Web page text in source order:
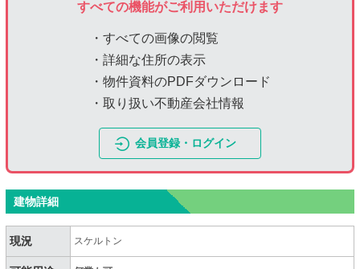
すべての機能がご利用いただけます
・すべての画像の閲覧
・詳細な住所の表示
・物件資料のPDFダウンロード
・取り扱い不動産会社情報
会員登録・ログイン
建物詳細
現況 スケルトン